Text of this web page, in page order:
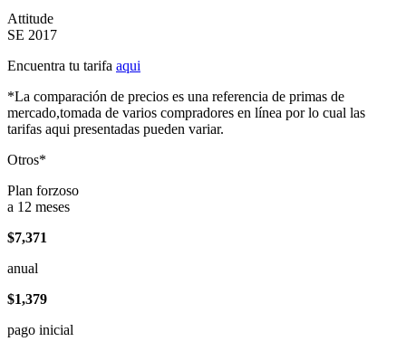
Attitude
SE 2017
Encuentra tu tarifa aqui
*La comparación de precios es una referencia de primas de
mercado,tomada de varios compradores en línea por lo cual las
tarifas aqui presentadas pueden variar.
Otros*
Plan forzoso
a 12 meses
$7,371
anual
$1,379
pago inicial